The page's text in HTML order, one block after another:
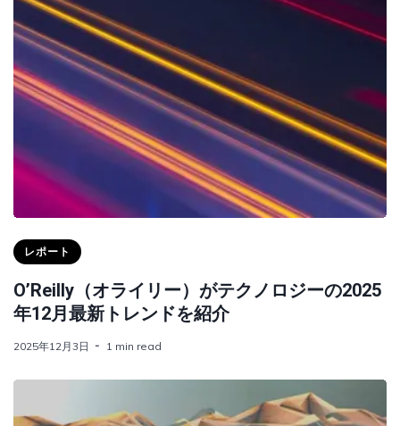
レポート
O’Reilly（オライリー）がテクノロジーの2025
年12月最新トレンドを紹介
2025年12月3日 1 min read